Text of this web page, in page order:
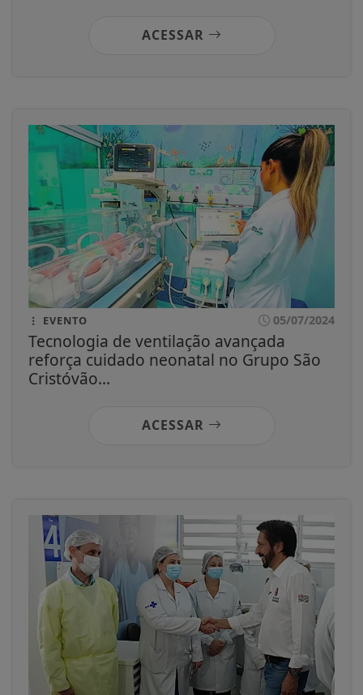
ACESSAR
EVENTO 05/07/2024
Tecnologia de ventilação avançada
reforça cuidado neonatal no Grupo São
Cristóvão...
ACESSAR